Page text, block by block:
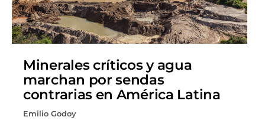
Minerales críticos y agua
marchan por sendas
contrarias en América Latina
Emilio Godoy